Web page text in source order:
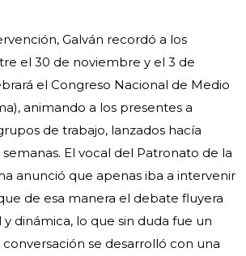
Galván recordó a los
el 30 de noviembre y el 3 de
el Congreso Nacional de Medio
animando a los presentes a
de trabajo, lanzados hacía
El vocal del Patronato de la
anunció que apenas iba a intervenir
de esa manera el debate fluyera
dinámica, lo que sin duda fue un
se desarrolló con una